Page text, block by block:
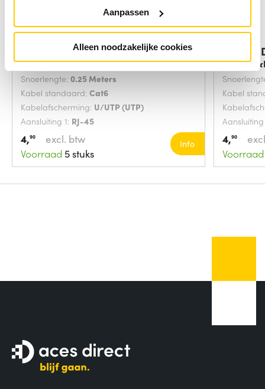
Aanpassen
Alleen noodzakelijke cookies
Digitus DK-1617-0025/B
netwerkkabel Blauw
Snoerlengte: 0.25 Meters
Kabel standaard: Cat6
Kabelafscherming: U/UTP (UTP)
Aansluiting 1: RJ-45
4,90
excl. btw
Voorraad 5 stuks
Info
Digitus
Kabel
4,90
Voorraad